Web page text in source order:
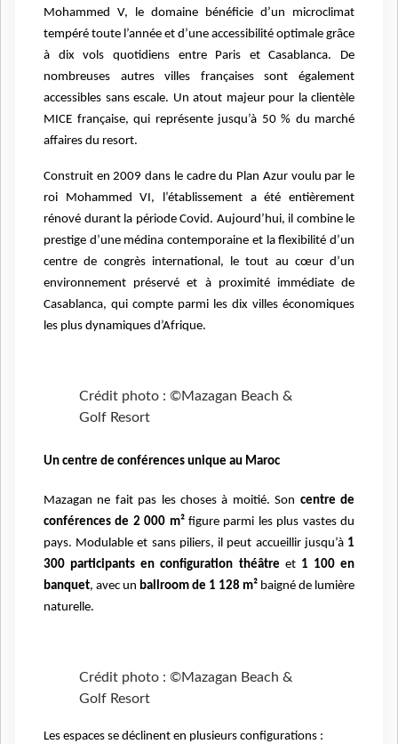
Mohammed V, le domaine bénéficie d’un microclimat
tempéré toute l’année et d’une accessibilité optimale grâce
à dix vols quotidiens entre Paris et Casablanca. De
nombreuses autres villes françaises sont également
accessibles sans escale. Un atout majeur pour la clientèle
MICE française, qui représente jusqu’à 50 % du marché
affaires du resort.
Construit en 2009 dans le cadre du Plan Azur voulu par le
roi Mohammed VI, l’établissement a été entièrement
rénové durant la période Covid. Aujourd’hui, il combine le
prestige d’une médina contemporaine et la flexibilité d’un
centre de congrès international, le tout au cœur d’un
environnement préservé et à proximité immédiate de
Casablanca, qui compte parmi les dix villes économiques
les plus dynamiques d’Afrique.
Crédit photo : ©Mazagan Beach &
Golf Resort
Un centre de conférences unique au Maroc
Mazagan ne fait pas les choses à moitié. Son centre de
conférences de 2 000 m²figure parmi les plus vastes du
pays. Modulable et sans piliers, il peut accueillir jusqu’à 1
300 participants en configuration théâtre et 1 100 en
banquet, avec un ballroom de 1 128 m² baigné de lumière
naturelle.
Crédit photo : ©Mazagan Beach &
Golf Resort
Les espaces se déclinent en plusieurs configurations :